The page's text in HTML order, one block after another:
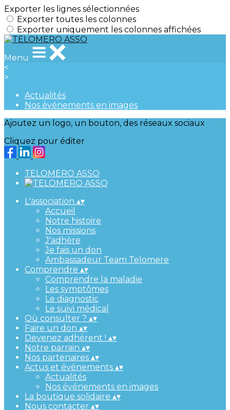
Exporter les lignes sélectionnées
Exporter toutes les colonnes
Exporter uniquement les colonnes affichées
Menu
<
>
Actualités
Nos événements en images
Ajoutez un logo, un bouton, des réseaux sociaux
Cliquez pour éditer
TELOMERO ASSO
L'association ▴▾
Accueil
Notre histoire
Nos missions
J'adhère
Je fais un don
Ambassadeur Team Telomere
Comprendre ▴▾
Comprendre la maladie
Les symptômes
Le diagnostic
Le suivi médical
Où consulter ? ▴▾
Faire un don ▴▾
Devenez adhérent ! ▴▾
Notre parrain ▴▾
Nos partenaires ▴▾
Actus et événements ▴▾
Actualités
Nos événements en images
La boutique solidaire ▴▾
Nous contacter ▴▾